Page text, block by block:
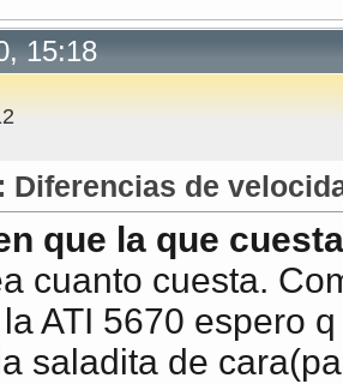
15:18
Diferencias de
que la que
cuanto cuesta.
ATI 5670 espero
saladita de